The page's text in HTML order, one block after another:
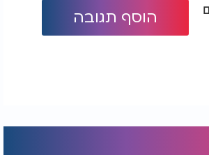
הוסף תגובה